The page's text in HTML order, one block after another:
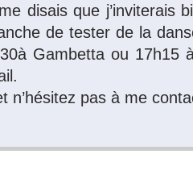
disais que j’inviterais
de tester de la
Gambetta ou 17h15
n’hésitez pas à me